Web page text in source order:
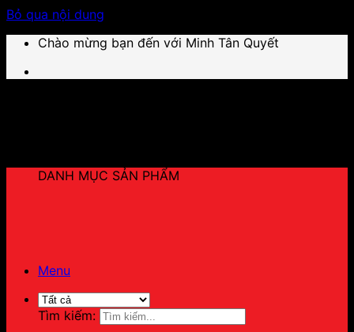
Bỏ qua nội dung
Chào mừng bạn đến với Minh Tân Quyết
Menu
Tìm kiếm:
DANH MỤC SẢN PHẨM